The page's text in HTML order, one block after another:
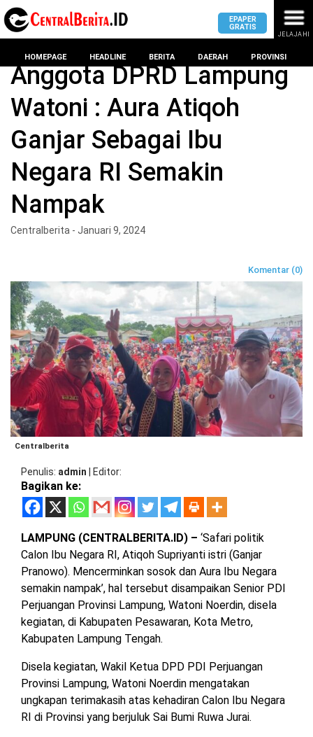
MASUK
KOTA
BANDAR
LAMPUNG
PESAWARAN
TANGGAMUS
PRINGSEWU
LAMPUNG
SELATAN
LAMPUNG
LAMPUNG
BARAT
LAMPUNG
TIMUR
LAMPUNG
UTARA
MESUJI
PESISIR
BARAT
TULANG
DPRD
PROVINSI
LAMPUNG
DPRD
METRO
DPRD
PESAWARAN
DPRD
TANGGAMUS
PRINGSEWU
DPRD
DPRD
LAMTENG
DPRD
LAMBAR
LAMTIM
DPRD
LAMPUNG
LAMPUNG
SUMSEL
JAWAB
BARAT
DKI
JAKARTA
EPAPER
GRATIS
JELAJAHI
HOMEPAGE HEADLINE BERITA DAERAH PROVINSI
Anggota DPRD Lampung
Watoni : Aura Atiqoh
Ganjar Sebagai Ibu
Negara RI Semakin
Nampak
Centralberita - Januari 9, 2024
Komentar (0)
Centralberita
Penulis admin | Editor
Bagikan ke:
LAMPUNG (CENTRALBERITA.ID) – ‘Safari politik
Calon Ibu Negara RI, Atiqoh Supriyanti istri (Ganjar
Pranowo). Mencerminkan sosok dan Aura Ibu Negara
semakin nampak’, hal tersebut disampaikan Senior PDI
Perjuangan Provinsi Lampung, Watoni Noerdin, disela
kegiatan, di Kabupaten Pesawaran, Kota Metro,
Kabupaten Lampung Tengah.
Disela kegiatan, Wakil Ketua DPD PDI Perjuangan
Provinsi Lampung, Watoni Noerdin mengatakan
ungkapan terimakasih atas kehadiran Calon Ibu Negara
RI di Provinsi yang berjuluk Sai Bumi Ruwa Jurai.